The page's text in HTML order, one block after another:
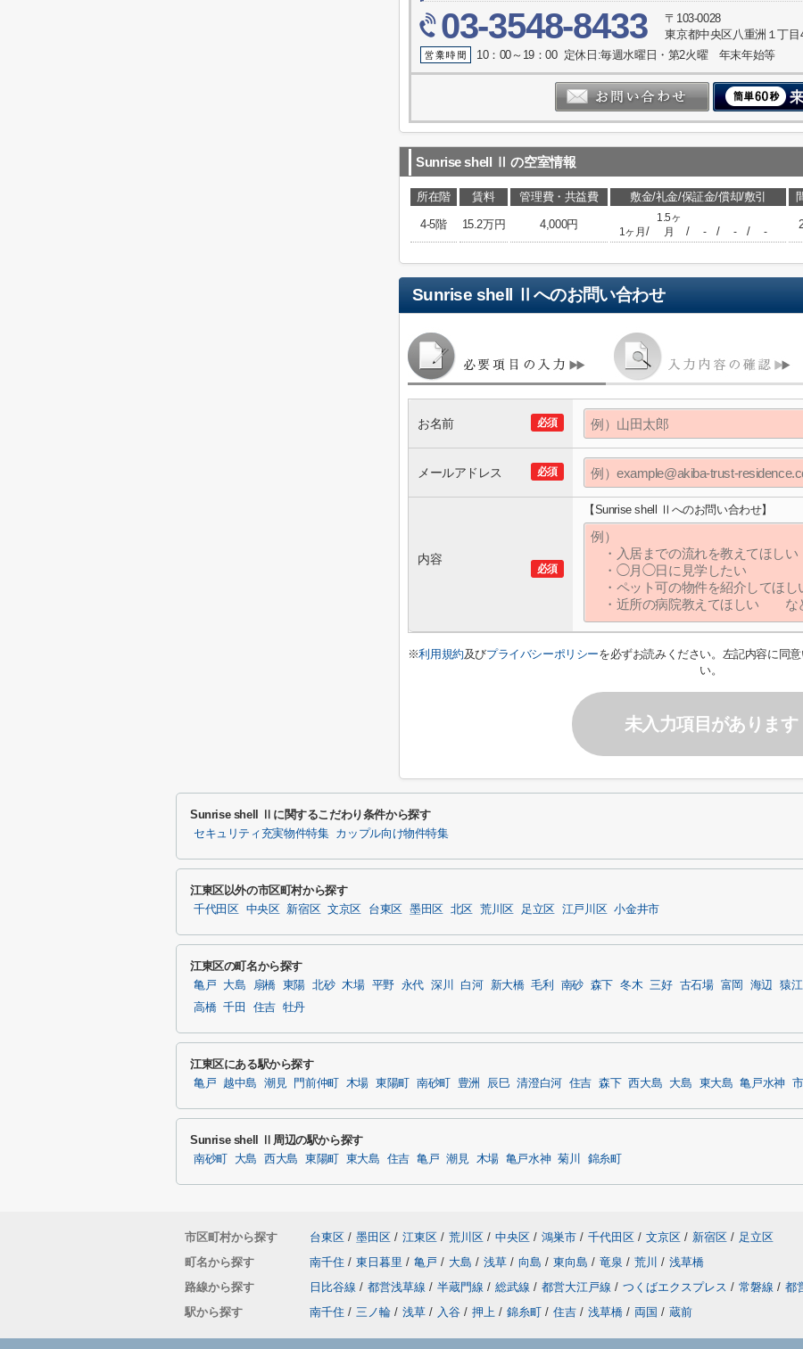
03-3548-8433
〒103-0028
東京都中央区八重洲１丁
10：00～19：00 定休日:毎週水曜日・第2火曜 年末年始等
Sunrise shell Ⅱ の空室情報
所在階 賃料 管理費・共益費 敷金/礼金/保証金/償却/敷引
4-5階
15.2万円 4,000円
1ヶ月 /
1.5ヶ
月
/ - / - / -
Sunrise shell Ⅱ へのお問い合わせ
必須
お名前
必須
メールアドレス
必須
内容
【Sunrise shell Ⅱへのお問い合わせ】
※利用規約及びプライバシーポリシーを必ずお読みください。左記内容に同
い。
未入力項目があります
Sunrise shell Ⅱに関するこだわり条件から探す
セキュリティ充実物件特集 カップル向け物件特集
江東区以外の市区町村から探す
千代田区 中央区 新宿区 文京区 台東区 墨田区 北区 荒川区 足立区 江戸川区 小金井市
江東区の町名から探す
亀戸 大島 扇橋 東陽 北砂 木場 平野 永代 深川 白河 新大橋 毛利 南砂 森下 冬木 三好 古石場 富岡 海辺 猿江
高橋 千田 住吉 牡丹
江東区にある駅から探す
亀戸 越中島 潮見 門前仲町 木場 東陽町 南砂町 豊洲 辰巳 清澄白河 住吉 森下 西大島 大島 東大島 亀戸水神
Sunrise shell Ⅱ周辺の駅から探す
南砂町 大島 西大島 東陽町 東大島 住吉 亀戸 潮見 木場 亀戸水神 菊川 錦糸町
市区町村から探す 台東区 / 墨田区 / 江東区 / 荒川区 / 中央区 / 鴻巣市 / 千代田区 / 文京区 / 新宿区 / 足立区
町名から探す
南千住 / 東日暮里 / 亀戸 / 大島 / 浅草 / 向島 / 東向島 / 竜泉 / 荒川 / 浅草橋
路線から探す
日比谷線 / 都営浅草線 / 半蔵門線 / 総武線 / 都営大江戸線 / つくばエクスプレス / 常磐線 / 都
駅から探す
南千住 / 三ノ輪 / 浅草 / 入谷 / 押上 / 錦糸町 / 住吉 / 浅草橋 / 両国 / 蔵前